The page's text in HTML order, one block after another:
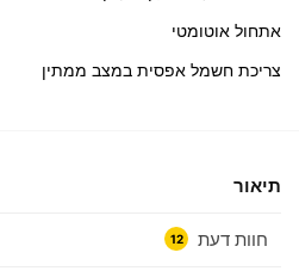
אתחול אוטומטי
צריכת חשמל אפסית במצב ממתין
תיאור
חוות דעת 12